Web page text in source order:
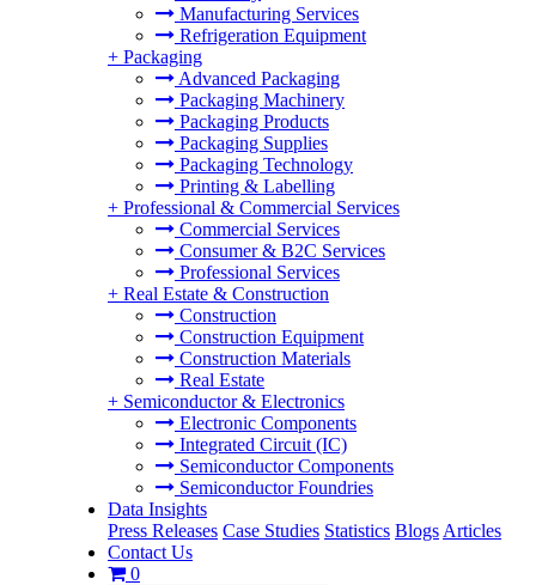
Manufacturing Services
Refrigeration Equipment
+ Packaging
Advanced Packaging
Packaging Machinery
Packaging Products
Packaging Supplies
Packaging Technology
Printing & Labelling
+ Professional & Commercial Services
Commercial Services
Consumer & B2C Services
Professional Services
+ Real Estate & Construction
Construction
Construction Equipment
Construction Materials
Real Estate
+ Semiconductor & Electronics
Electronic Components
Integrated Circuit (IC)
Semiconductor Components
Semiconductor Foundries
Data Insights
Press Releases Case Studies Statistics Blogs Articles
Contact Us
0